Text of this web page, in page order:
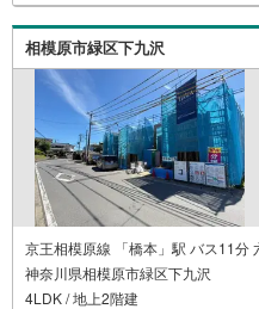
実に努めさせて頂き
物件のご紹介だけでは
の事ならなんでもご相
伺いしながら誠心誠
お客様一人一人に合わ
いただきます。お気軽
相模原市緑区下九沢
京王相模原線 「橋本」駅 バス11分
神奈川県相模原市緑区下九沢
4LDK / 地上2階建